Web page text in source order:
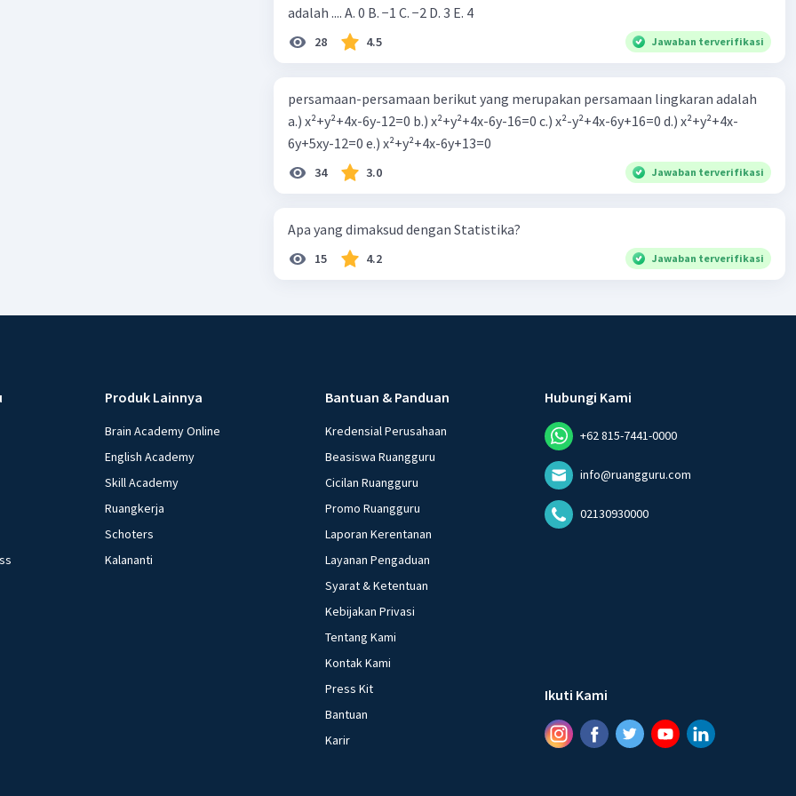
adalah .... A. 0 B. −1 C. −2 D. 3 E. 4
28 4.5 Jawaban terverifikasi
persamaan-persamaan berikut yang merupakan persamaan lingkaran adalah
a.) x²+y²+4x-6y-12=0 b.) x²+y²+4x-6y-16=0 c.) x²-y²+4x-6y+16=0 d.) x²+y²+4x-
6y+5xy-12=0 e.) x²+y²+4x-6y+13=0
34 3.0 Jawaban terverifikasi
Apa yang dimaksud dengan Statistika?
15 4.2 Jawaban terverifikasi
Produk Lainnya
Brain Academy Online
English Academy
Skill Academy
Ruangkerja
Schoters
Kalananti
Bantuan & Panduan
Kredensial Perusahaan
Beasiswa Ruangguru
Cicilan Ruangguru
Promo Ruangguru
Laporan Kerentanan
Layanan Pengaduan
Syarat & Ketentuan
Kebijakan Privasi
Tentang Kami
Kontak Kami
Press Kit
Bantuan
Karir
Hubungi Kami
+62 815-7441-0000
info@ruangguru.com
02130930000
Ikuti Kami